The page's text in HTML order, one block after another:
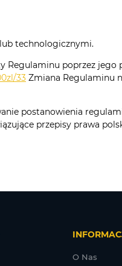
technologicznymi.
Regulaminu poprzez jego
33 Zmiana Regulaminu
postanowienia
przepisy prawa
O Nas